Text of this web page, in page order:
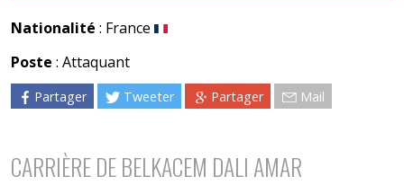
Nationalité : France
Poste : Attaquant
Partager Tweeter Partager Mail
CARRIÈRE DE BELKACEM DALI AMAR